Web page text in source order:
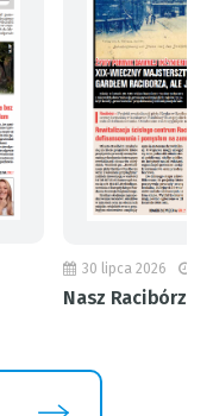
30 lipca 2026
Nasz Racibórz